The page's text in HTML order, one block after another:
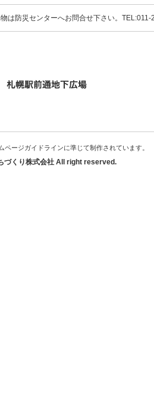
は防災センターへお問合せ下さい。
ページガイドラインに準じて制作されています。
づくり株式会社 All right reserved.